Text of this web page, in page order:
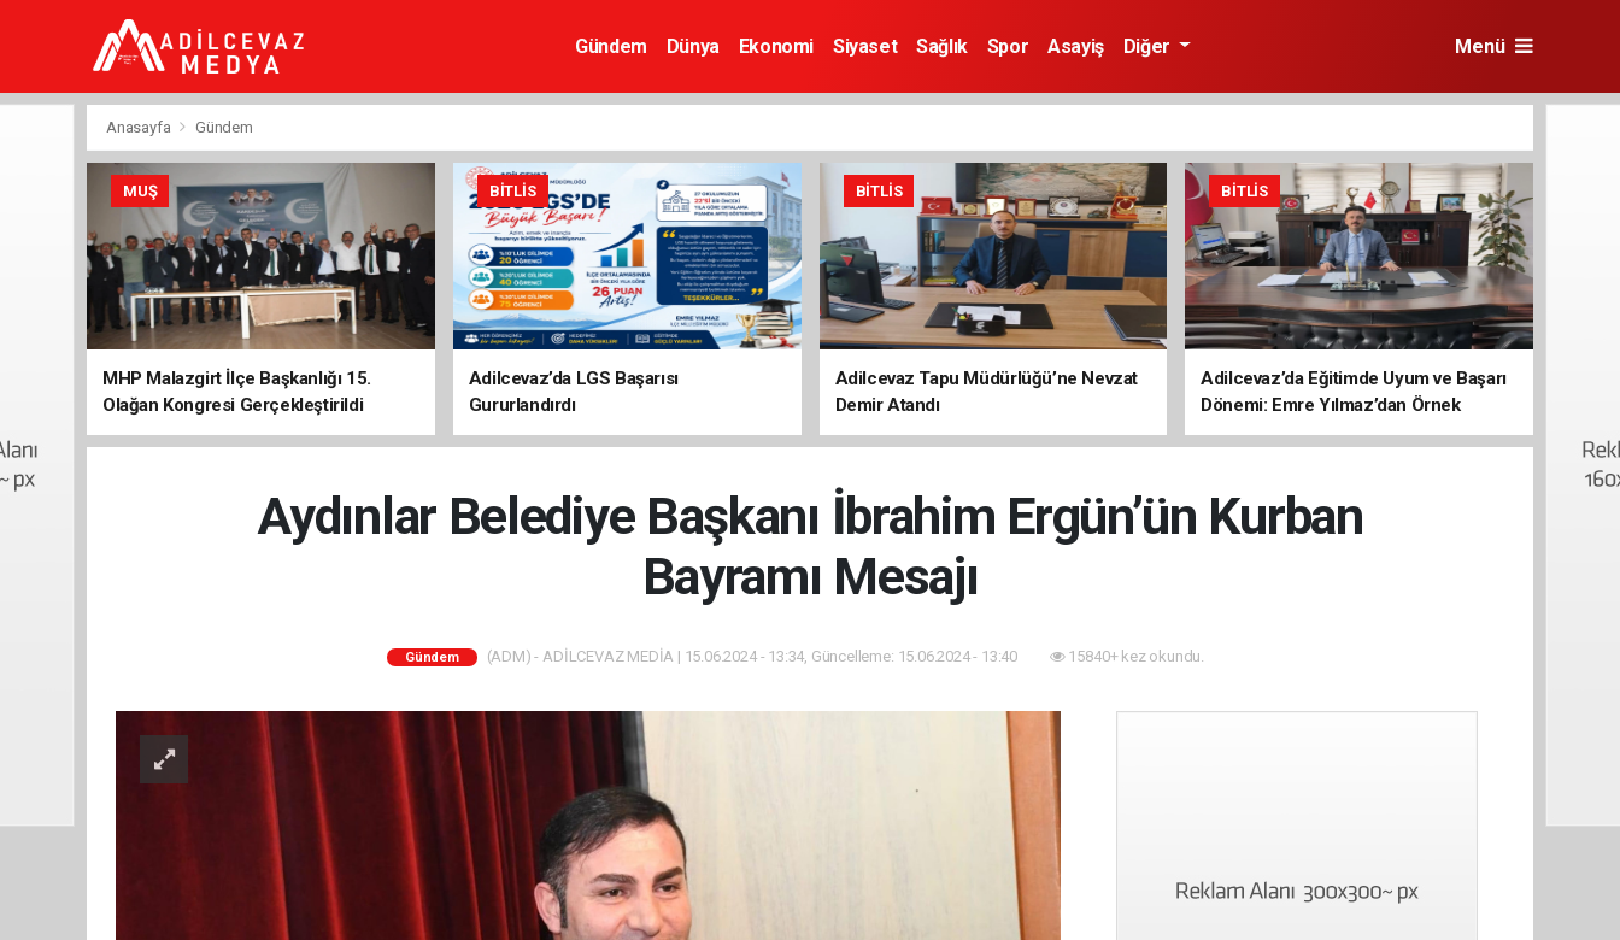
Gündem Dünya Ekonomi Siyaset Sağlık Spor Asayiş Diğer Menü
Anasayfa Gündem
MUŞ
MHP Malazgirt İlçe Başkanlığı 15.
Olağan Kongresi Gerçekleştirildi
BITLIS
Adilcevaz’da LGS Başarısı
Gururlandırdı
BITLIS
Adilcevaz Tapu Müdürlüğü’ne Nevzat
Demir Atandı
BITLIS
Adilcevaz’da Eğitimde Uyum ve Başarı
Dönemi: Emre Yılmaz’dan Örnek
Yönetim
Aydınlar Belediye Başkanı İbrahim Ergün’ün Kurban
Bayramı Mesajı
Gündem (ADM) - ADİLCEVAZ MEDİA | 15.06.2024 - 13:34, Güncelleme: 15.06.2024 - 13:40 15840+ kez okundu.